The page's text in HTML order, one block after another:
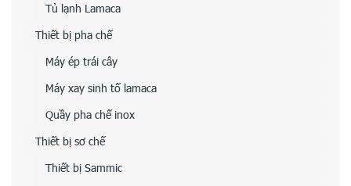
Tủ lạnh Lamaca
Thiết bị pha chế
Máy ép trái cây
Máy xay sinh tố lamaca
Quầy pha chế inox
Thiết bị sơ chế
Thiết bị Sammic